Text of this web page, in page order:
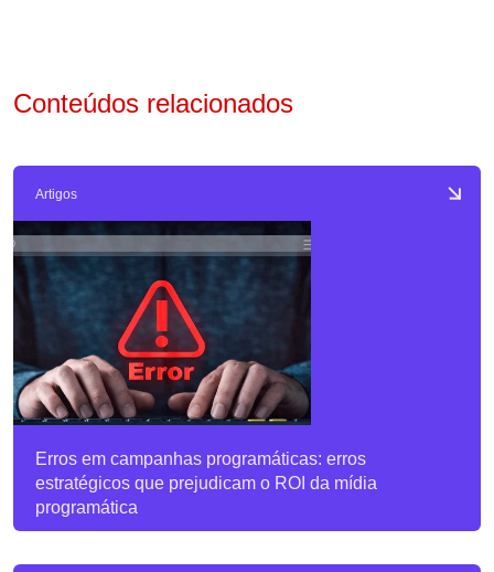
Conteúdos relacionados
Artigos
Erros em campanhas programáticas: erros
estratégicos que prejudicam o ROI da mídia
programática